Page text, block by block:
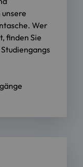
Wer
finden Sie